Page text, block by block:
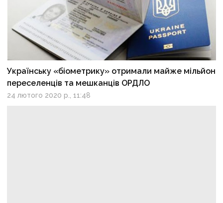
Українську «біометрику» отримали майже мільйон
переселенців та мешканців ОРДЛО
24 лютого 2020 р., 11:48